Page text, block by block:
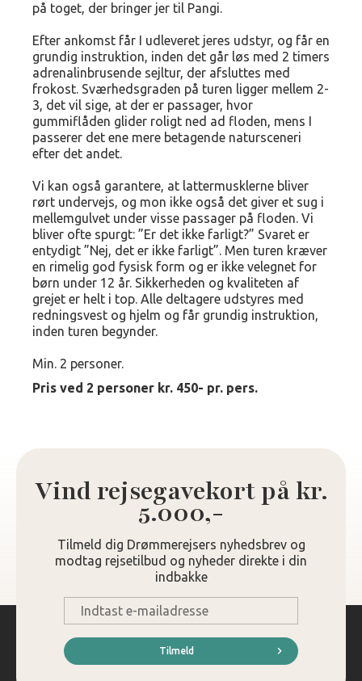
på toget, der bringer jer til Pangi.
Efter ankomst får I udleveret jeres udstyr, og får en
grundig instruktion, inden det går løs med 2 timers
adrenalinbrusende sejltur, der afsluttes med
frokost. Sværhedsgraden på turen ligger mellem 2-
3, det vil sige, at der er passager, hvor
gummiflåden glider roligt ned ad floden, mens I
passerer det ene mere betagende natursceneri
efter det andet.
Vi kan også garantere, at lattermusklerne bliver
rørt undervejs, og mon ikke også det giver et sug i
mellemgulvet under visse passager på floden. Vi
bliver ofte spurgt: ”Er det ikke farligt?” Svaret er
entydigt ”Nej, det er ikke farligt”. Men turen kræver
en rimelig god fysisk form og er ikke velegnet for
børn under 12 år. Sikkerheden og kvaliteten af
grejet er helt i top. Alle deltagere udstyres med
redningsvest og hjelm og får grundig instruktion,
inden turen begynder.
Min. 2 personer.
Pris ved 2 personer kr. 450- pr. pers.
Vind rejsegavekort på kr.
5.000,-
Tilmeld dig Drømmerejsers nyhedsbrev og
modtag rejsetilbud og nyheder direkte i din
indbakke
mail
*
Tilmeld